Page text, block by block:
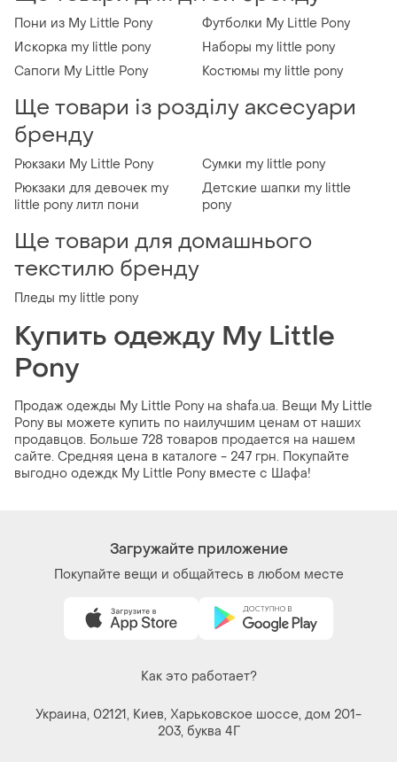
Пони из My Little Pony
Футболки My Little Pony
Искорка my little pony
Наборы my little pony
Сапоги My Little Pony
Костюмы my little pony
Ще товари із розділу аксесуари
бренду
Рюкзаки My Little Pony
Сумки my little pony
Рюкзаки для девочек my
little pony литл пони
Детские шапки my little
pony
Ще товари для домашнього
текстилю бренду
Пледы my little pony
Купить одежду My Little
Pony
Продаж одежды My Little Pony на shafa.ua. Вещи My Little
Pony вы можете купить по наилучшим ценам от наших
продавцов. Больше 728 товаров продается на нашем
сайте. Средняя цена в каталоге - 247 грн. Покупайте
выгодно одеждк My Little Pony вместе с Шафа!
Загружайте приложение
Покупайте вещи и общайтесь в любом месте
Как это работает?
Украина, 02121, Киев, Харьковское шоссе, дом 201-
203, буква 4Г